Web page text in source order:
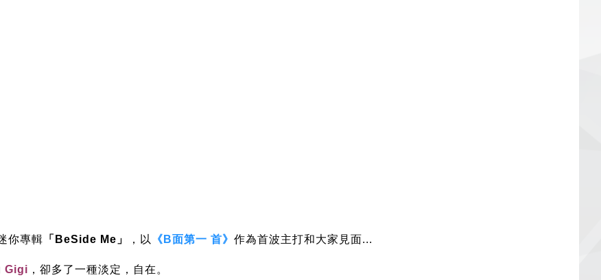
你專輯 「BeSide Me」 ，以 《B面第一 首》 作為首波主打和大家見面...
Gigi ，卻多了一種淡定，自在。